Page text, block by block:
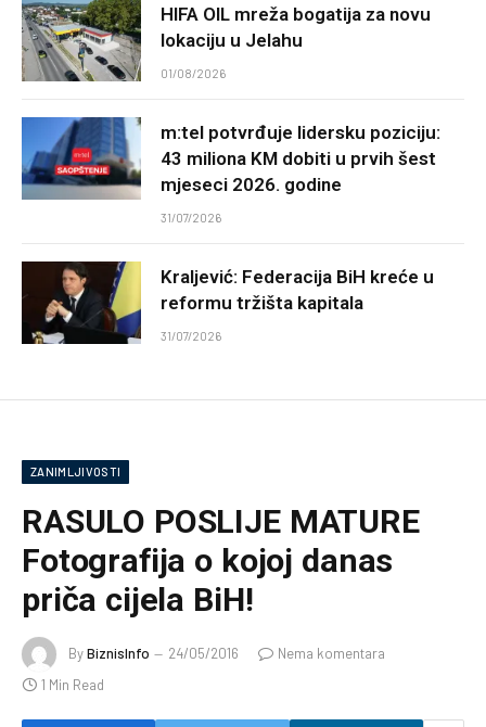
HIFA OIL mreža bogatija za novu
lokaciju u Jelahu
01/08/2026
m:tel potvrđuje lidersku poziciju:
43 miliona KM dobiti u prvih šest
mjeseci 2026. godine
31/07/2026
Kraljević: Federacija BiH kreće u
reformu tržišta kapitala
31/07/2026
ZANIMLJIVOSTI
RASULO POSLIJE MATURE
Fotografija o kojoj danas
priča cijela BiH!
ByBiznisInfo 24/05/2016
Nema komentara
1 Min Read